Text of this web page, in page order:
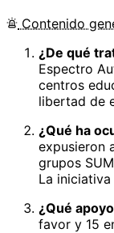
Contenido
¿De qué
Espectro
centros
libertad de
¿Qué ha
expusieron
grupos
La
¿Qué
favor y 15